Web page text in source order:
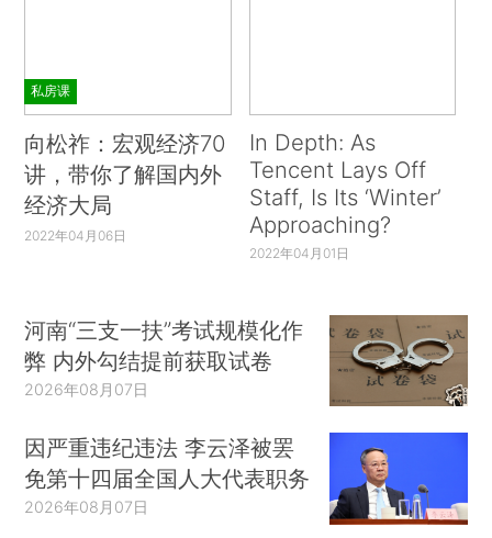
私房课
向松祚：宏观经济70
讲，带你了解国内外
经济大局
2022年04月06日
In Depth: As
Tencent Lays Off
Staff, Is Its ‘Winter’
Approaching?
2022年04月01日
河南“三支一扶”考试规模化作
弊 内外勾结提前获取试卷
2026年08月07日
因严重违纪违法 李云泽被罢
免第十四届全国人大代表职务
2026年08月07日